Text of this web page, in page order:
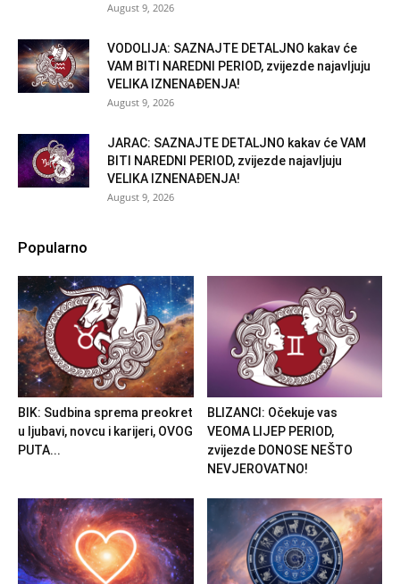
August 9, 2026
VODOLIJA: SAZNAJTE DETALJNO kakav će
VAM BITI NAREDNI PERIOD, zvijezde najavljuju
VELIKA IZNENAĐENJA!
August 9, 2026
JARAC: SAZNAJTE DETALJNO kakav će VAM
BITI NAREDNI PERIOD, zvijezde najavljuju
VELIKA IZNENAĐENJA!
August 9, 2026
Popularno
BIK: Sudbina sprema preokret
u ljubavi, novcu i karijeri, OVOG
PUTA...
BLIZANCI: Očekuje vas
VEOMA LIJEP PERIOD,
zvijezde DONOSE NEŠTO
NEVJEROVATNO!